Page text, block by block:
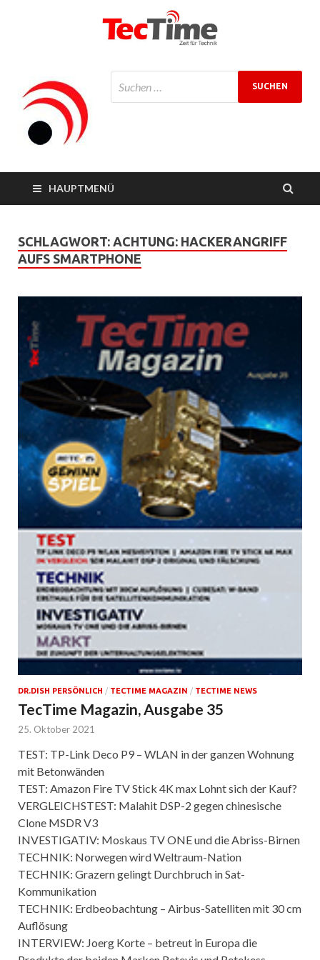
TecTime
HAUPTMENÜ
SCHLAGWORT: ACHTUNG: HACKERANGRIFF
AUFS SMARTPHONE
DR.DISH PERSÖNLICH / TECTIME MAGAZIN / TECTIME NEWS
TecTime Magazin, Ausgabe 35
25. Oktober 2021
TEST: TP-Link Deco P9 – WLAN in der ganzen Wohnung
mit Betonwänden
TEST: Amazon Fire TV Stick 4K max Lohnt sich der Kauf?
VERGLEICHSTEST: Malahit DSP-2 gegen chinesische
Clone MSDR V3
INVESTIGATIV: Moskaus TV ONE und die Abriss-Birnen
TECHNIK: Norwegen wird Weltraum-Nation
TECHNIK: Grazern gelingt Durchbruch in Sat-
Kommunikation
TECHNIK: Erdbeobachtung – Airbus-Satelliten mit 30 cm
Auflösung
INTERVIEW: Joerg Korte – betreut in Europa die